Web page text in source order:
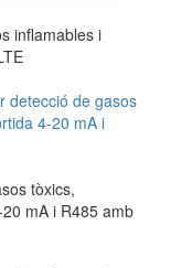
inflamables i
tòxics,
mA i R485 amb